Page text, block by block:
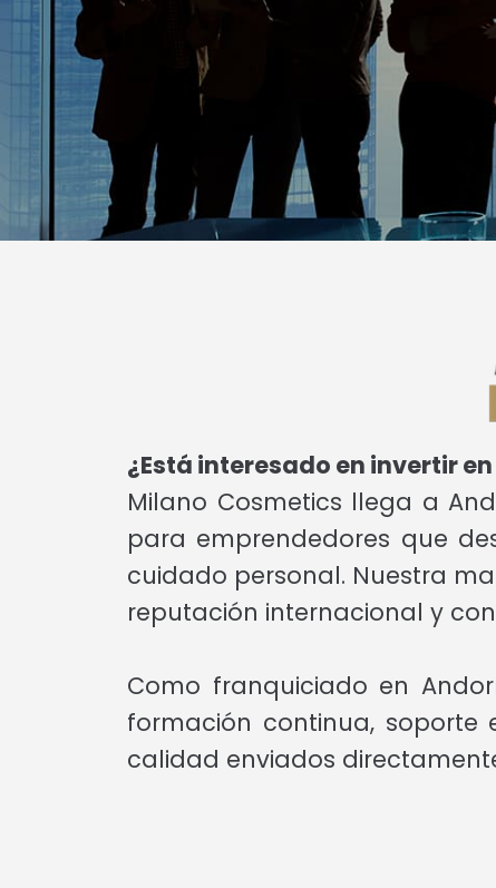
¿Está interesado en invertir
Milano Cosmetics llega a
para emprendedores que
cuidado personal. Nuestra
reputación internacional y
Como franquiciado en
formación continua,
calidad enviados